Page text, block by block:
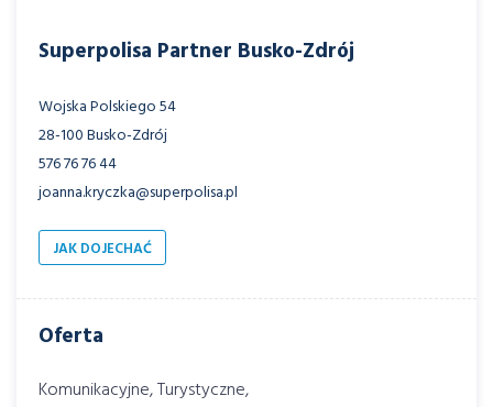
Superpolisa Partner Busko-Zdrój
Wojska Polskiego 54
28-100 Busko-Zdrój
576 76 76 44
joanna.kryczka@superpolisa.pl
JAK DOJECHAĆ
Oferta
Komunikacyjne, Turystyczne,